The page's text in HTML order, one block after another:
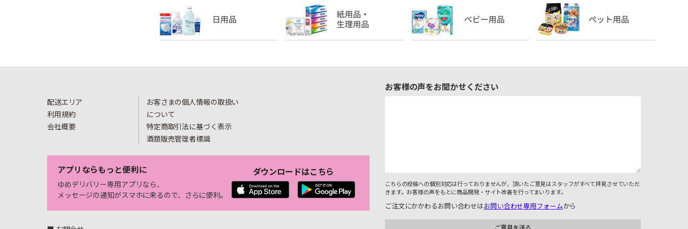
配送エリア
利用規約
会社概要
お客さまの個人情報の取扱い
について
特定商取引法に基づく表示
酒類販売管理者標識
アプリならもっと便利に
ゆめデリバリー専用アプリなら、
メッセージの通知がスマホに来るので、さらに便利。
ダウンロードはこちら
お客様の声をお聞かせください
こちらの投稿への個別対応は行っておりませんが、頂いたご意見はスタッフがすべて拝見させていただ
きます。お客様の声をもとに商品開発・サイト改善を行ってまいります。
ご注文にかかわるお問い合わせはお問い合わせ専用フォームから